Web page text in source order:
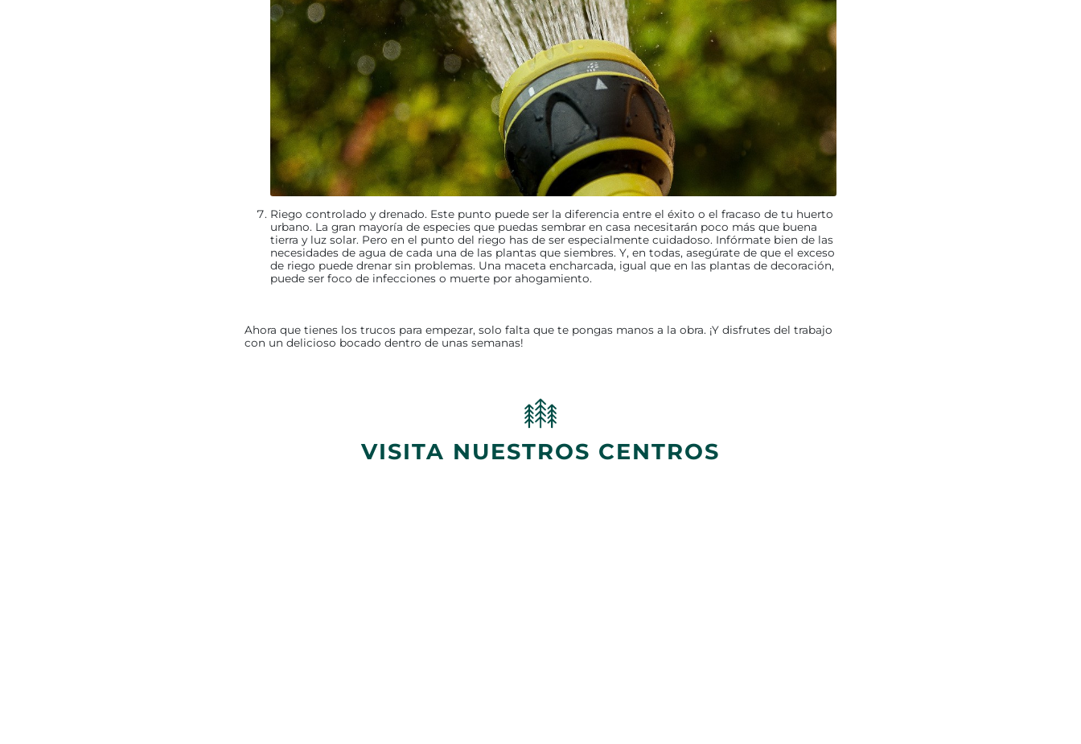
Riego controlado y drenado. Este punto puede ser la diferencia entre el éxito o el fracaso de tu huerto
urbano. La gran mayoría de especies que puedas sembrar en casa necesitarán poco más que buena
tierra y luz solar. Pero en el punto del riego has de ser especialmente cuidadoso. Infórmate bien de las
necesidades de agua de cada una de las plantas que siembres. Y, en todas, asegúrate de que el exceso
de riego puede drenar sin problemas. Una maceta encharcada, igual que en las plantas de decoración,
puede ser foco de infecciones o muerte por ahogamiento.
Ahora que tienes los trucos para empezar, solo falta que te pongas manos a la obra. ¡Y disfrutes del trabajo
con un delicioso bocado dentro de unas semanas!
VISITA NUESTROS CENTROS